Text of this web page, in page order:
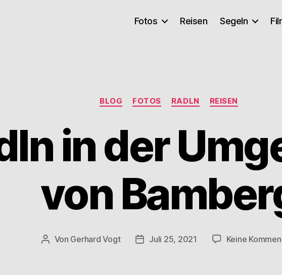
Fotos Reisen Segeln
Kategorien
BLOG FOTOS RADLN REISEN
in der
von
Beitragsautor
Von Gerhard Vogt Veröffentlichungsdatum
Juli 25, 2021 Keine